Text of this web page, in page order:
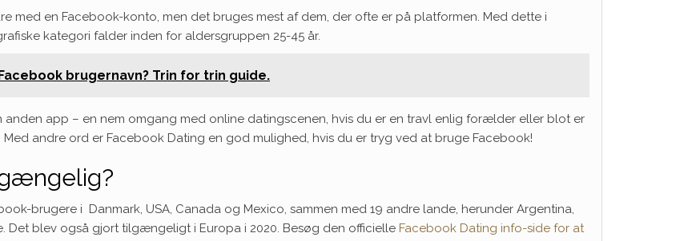
med en Facebook-konto, men det bruges mest af dem, der ofte er på platformen. Med dette i
kategori falder inden for aldersgruppen 25-45 år.
brugernavn? Trin for trin guide.
app – en nem omgang med online datingscenen, hvis du er en travl enlig forælder eller blot er
. Med andre ord er Facebook Dating en god mulighed, hvis du er tryg ved at bruge Facebook!
brugere i Danmark, USA, Canada og Mexico, sammen med 19 andre lande, herunder Argentina,
Det blev også gjort tilgængeligt i Europa i 2020. Besøg den officielle Facebook Dating info-side for at